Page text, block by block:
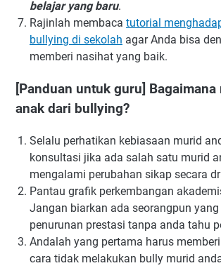
belajar yang baru.
Rajinlah membaca tutorial
bullying di sekolah agar Anda bisa
memberi nasihat yang baik.
[Panduan untuk guru]
anak dari bullying?
Selalu perhatikan kebiasaan murid
konsultasi jika ada salah satu murid
mengalami perubahan sikap secara
Pantau grafik perkembangan
Jangan biarkan ada seorangpun
penurunan prestasi tanpa anda tahu
Andalah yang pertama harus
cara tidak melakukan bully murid